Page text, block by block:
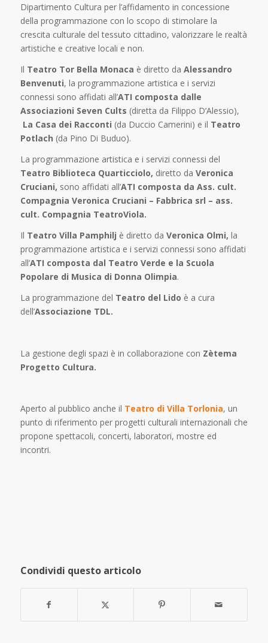
Dipartimento Cultura per l’affidamento in concessione
della programmazione con lo scopo di stimolare la
crescita culturale del tessuto cittadino, valorizzare le realtà
artistiche e creative locali e non.
Il Teatro Tor Bella Monaca è diretto da Alessandro
Benvenuti, la programmazione artistica e i servizi
connessi sono affidati all’ATI composta dalle
Associazioni Seven Cults (diretta da Filippo D’Alessio),
La Casa dei Racconti (da Duccio Camerini) e il Teatro
Potlach (da Pino Di Buduo).
La programmazione artistica e i servizi connessi del
Teatro Biblioteca Quarticciolo, diretto da Veronica
Cruciani, sono affidati all’ATI composta da Ass. cult.
Compagnia Veronica Cruciani – Fabbrica srl – ass.
cult. Compagnia TeatroViola.
Il Teatro Villa Pamphilj è diretto da Veronica Olmi, la
programmazione artistica e i servizi connessi sono affidati
all’ATI composta dal Teatro Verde e la Scuola
Popolare di Musica di Donna Olimpia.
La programmazione del Teatro del Lido è a cura
dell’Associazione TDL.
La gestione degli spazi è in collaborazione con Zètema
Progetto Cultura.
Aperto al pubblico anche il Teatro di Villa Torlonia, un
punto di riferimento per progetti culturali internazionali che
propone spettacoli, concerti, laboratori, mostre ed
incontri.
Condividi questo articolo